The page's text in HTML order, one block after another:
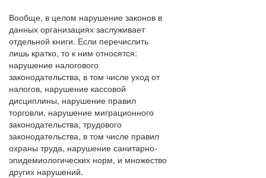
Вообще, в целом нарушение законов в
данных организациях заслуживает
отдельной книги. Если перечислить
лишь кратко, то к ним относятся:
нарушение налогового
законодательства, в том числе уход от
налогов, нарушение кассовой
дисциплины, нарушение правил
торговли, нарушение миграционного
законодательства, трудового
законодательства, в том числе правил
охраны труда, нарушение санитарно-
эпидемиологических норм, и множество
других нарушений.